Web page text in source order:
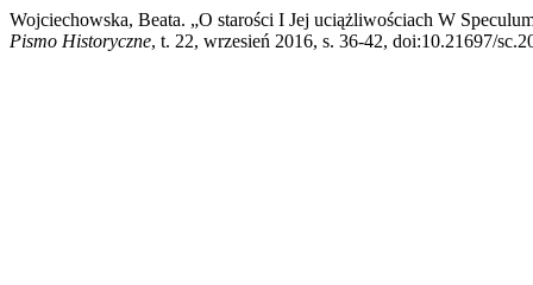
Wojciechowska, Beata. „O starości I Jej uciążliwościach W
Pismo Historyczne, t. 22, wrzesień 2016, s. 36-42, doi:10.21697/